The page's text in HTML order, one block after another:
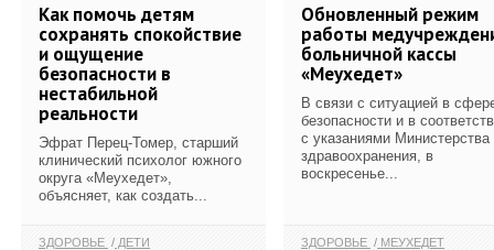
Как помочь детям
сохранять спокойствие
и ощущение
безопасности в
нестабильной
реальности
Эфрат Перец-Томер, старший
клинический психолог южного
округа «Меухедет»,
объясняет, как создать...
ЗДОРОВЬЕ ДЕТИ
Обновленный режим
работы
больничной кассы
«Меухедет»
В связи с ситуацией в
безопасности и в
с указаниями Министерства
здравоохранения, в
воскресенье...
ЗДОРОВЬЕ МЕУХЕДЕТ